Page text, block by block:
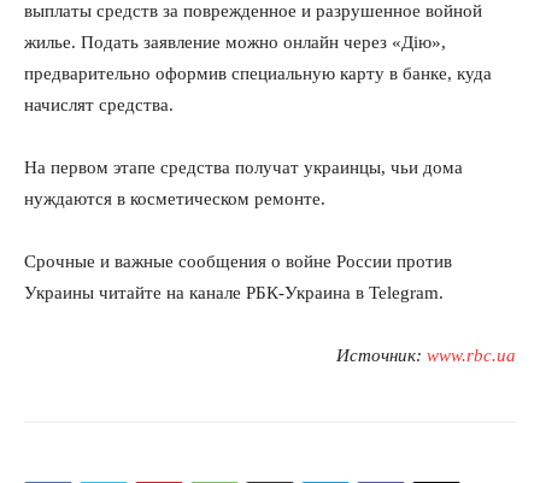
выплаты средств за поврежденное и разрушенное войной
жилье. Подать заявление можно онлайн через «Дію»,
предварительно оформив специальную карту в банке, куда
начислят средства.
На первом этапе средства получат украинцы, чьи дома
нуждаются в косметическом ремонте.
Срочные и важные сообщения о войне России против
Украины читайте на канале РБК-Украина в Telegram.
Источник: www.rbc.ua